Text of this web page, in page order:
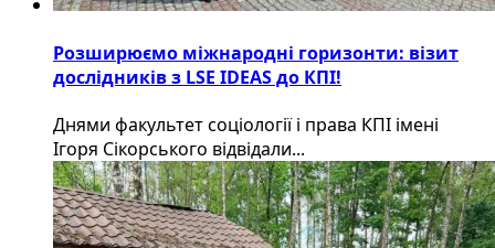
Розширюємо міжнародні горизонти: візит
дослідників з LSE IDEAS до КПІ!
Днями факультет соціології і права КПІ імені
Ігоря Сікорського відвідали...